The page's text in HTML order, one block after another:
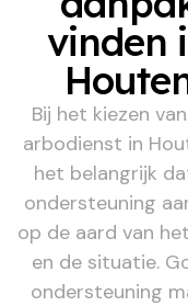
vinden
Bij het kiezen
arbodienst in
het belangrijk
ondersteuning
op de aard van
en de situatie.
ondersteuning